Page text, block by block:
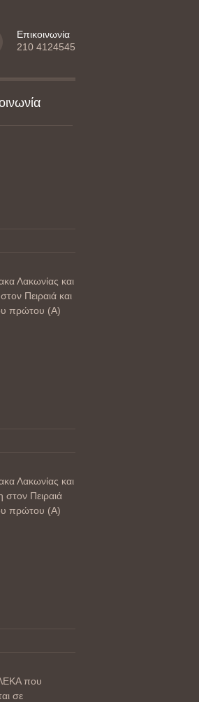
Επικοινωνία
210 4124545
Λακωνίας και
Πειραιά και
πρώτου (Α)
Λακωνίας και
Πειραιά
πρώτου (Α)
που
σε